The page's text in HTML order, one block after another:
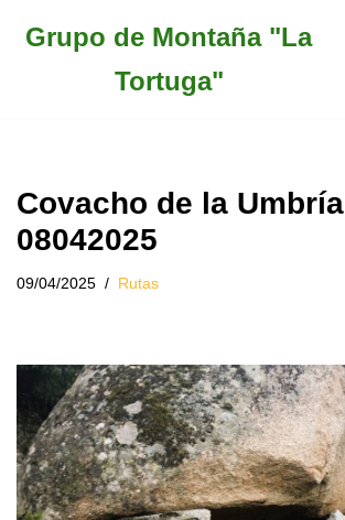
Grupo de Montaña "La
Tortuga"
Covacho de la Umbría
08042025
09/04/2025 Rutas